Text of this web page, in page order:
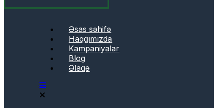
Əsas səhifə
Haqqımızda
Kampaniyalar
Blog
Əlaqə